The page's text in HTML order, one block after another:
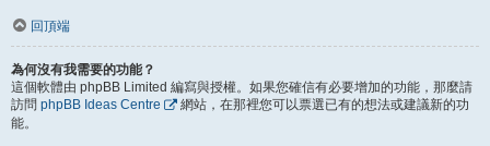
回頂端
為何沒有我需要的功能？
這個軟體由 phpBB Limited 編寫與授權。如果您確信有必要增加的功能，那麼請
訪問 phpBB Ideas Centre
網站，在那裡您可以票選已有的想法或建議新的功
能。